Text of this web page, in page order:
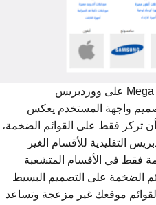
واجهة المستخدم يعكس
تركز فقط على القوائم الضخمة،
التقليدية للأقسام الغير
فقط في الأقسام المتشعبة
الضخمة على التصميم البسيط
لقوائم موقعك غير مزعجة وتساعد